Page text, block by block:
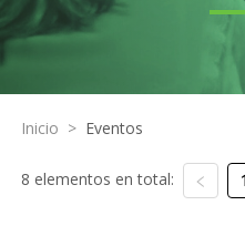
Inicio > Eventos
8 elementos en total: